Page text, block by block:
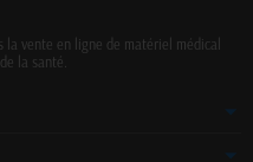
la vente en ligne de matériel médical
la santé.